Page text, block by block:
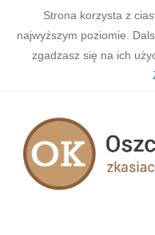
Strona korzysta z
najwyższym poziomie.
zgadzasz się na ich